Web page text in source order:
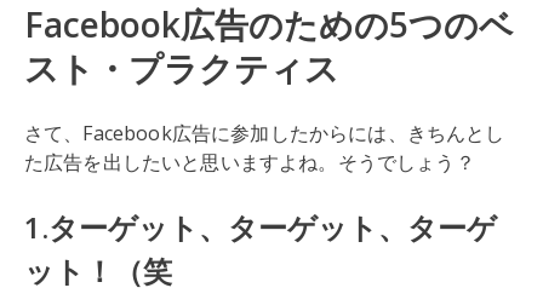
Facebook広告のための5つのベ
スト・プラクティス
さて、Facebook広告に参加したからには、きちんとし
た広告を出したいと思いますよね。そうでしょう？
1.ターゲット、ターゲット、ターゲ
ット！（笑